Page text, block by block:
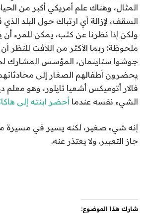
المثال، وهناك علم أمريكي أكبر من
السقف، لإزالة أي ارتباك حول البلد
ولكن إذا نظرنا عن كثب، يمكن للمرء أن
ملحوظة: ربما الأكثر من اللافت للنظر
جوشوا ستاينمان، المؤسس المشارك
يحضرون أطفالهم الصغار إلى
فالار أتوميكس أشعيا تايلور، وهو
الشيء نفسه عندما أحضر ابنته إلى
إنه شيء صغير، لكنه يسير في مسيرة
جاز التعبير. ولا يعتذر عنه.
شارك هذا الموضوع: